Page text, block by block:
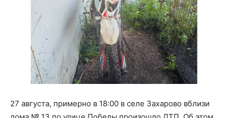
27 августа, примерно в 18:00 в селе Захарово вблизи